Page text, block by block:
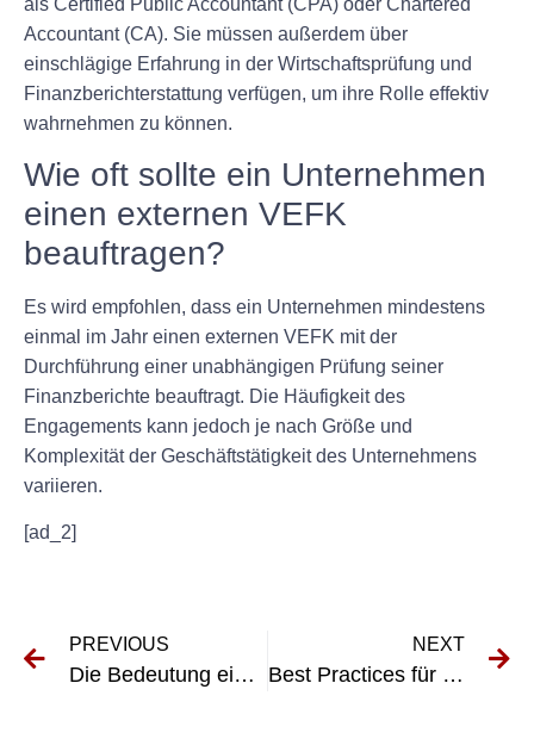
Accountant (CA). Sie müssen außerdem über
einschlägige Erfahrung in der Wirtschaftsprüfung und
Finanzberichterstattung verfügen, um ihre Rolle effektiv
wahrnehmen zu können.
Wie oft sollte ein Unternehmen
einen externen VEFK
beauftragen?
Es wird empfohlen, dass ein Unternehmen mindestens
einmal im Jahr einen externen VEFK mit der
Durchführung einer unabhängigen Prüfung seiner
Finanzberichte beauftragt. Die Häufigkeit des
Engagements kann jedoch je nach Größe und
Komplexität der Geschäftstätigkeit des Unternehmens
variieren.
[ad_2]
PREVIOUS
Die Bedeutung einer ordnungsgemäßen Buchhaltung für Inspektionen tragbarer Geräte
NEXT
Best Practices für die Durchführung der Erstprüfung fester Elektroinstallationen